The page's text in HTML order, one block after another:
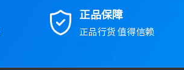
正品保障
正品行货 值得信赖